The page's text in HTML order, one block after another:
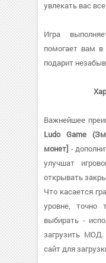
увлекать вас
Игра
помогает вам в
подарит
Важнейшее
Ludo Game
монет] -
улучшат
открывать
Что касается
уровне,
выбирать -
загрузить
сайт для